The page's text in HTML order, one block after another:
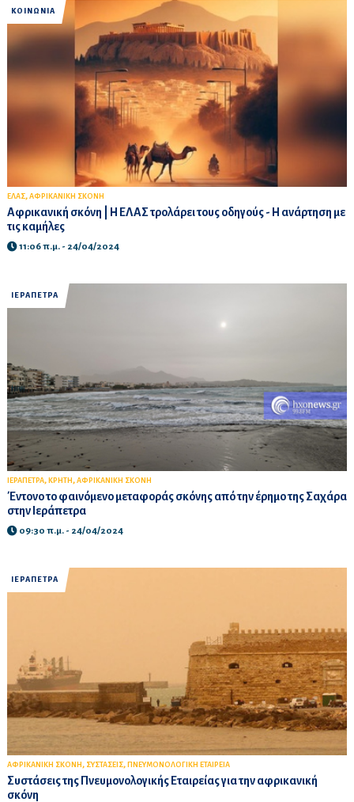
ΚΟΙΝΩΝΙΑ
ΕΛΑΣ, ΑΦΡΙΚΑΝΙΚΗ ΣΚΟΝΗ
Αφρικανική σκόνη | Η ΕΛΑΣ τρολάρει τους οδηγούς - Η ανάρτηση με
τις καμήλες
11:06 π.μ. - 24/04/2024
ΙΕΡΑΠΕΤΡΑ
ΙΕΡΑΠΕΤΡΑ, ΚΡΗΤΗ , ΑΦΡΙΚΑΝΙΚΗ ΣΚΟΝΗ
Έντονο το φαινόμενο μεταφοράς σκόνης από την έρημο της Σαχάρα
στην Ιεράπετρα
09:30 π.μ. - 24/04/2024
ΙΕΡΑΠΕΤΡΑ
ΑΦΡΙΚΑΝΙΚΗ ΣΚΟΝΗ , ΣΥΣΤΑΣΕΙΣ, ΠΝΕΥΜΟΝΟΛΟΓΙΚΗ ΕΤΑΙΡΕΙΑ
Συστάσεις της Πνευμονολογικής Εταιρείας για την αφρικανική
σκόνη